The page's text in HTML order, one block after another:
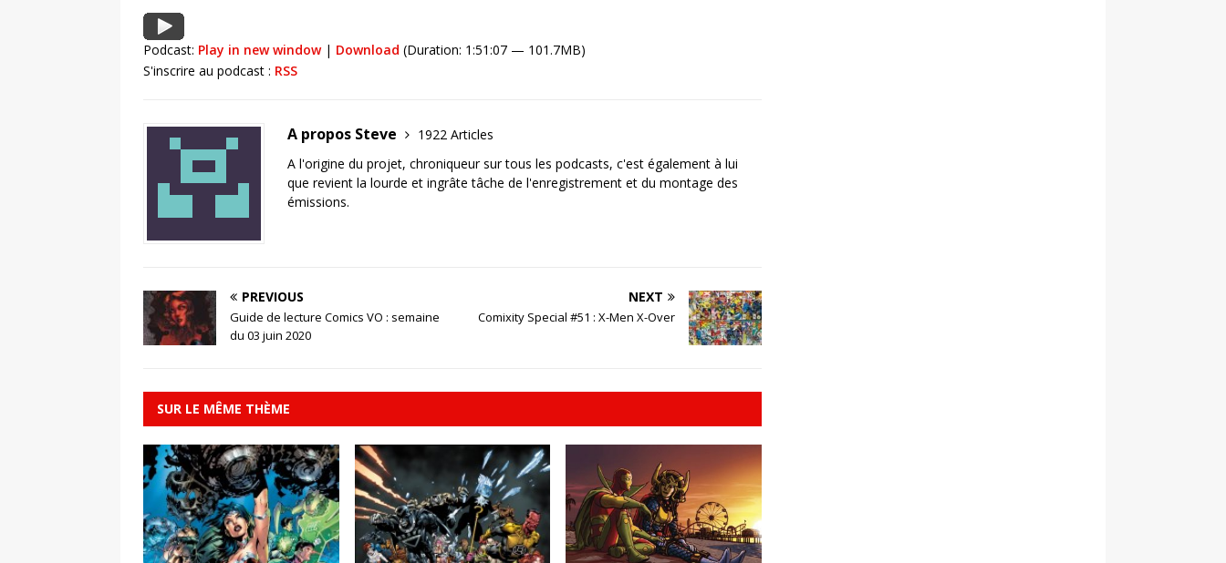
Podcast: Play in new window| Download (Duration: 1:51:07 — 101.7MB)
S'inscrire au podcast : RSS
A propos Steve
1922 Articles
A l'origine du projet, chroniqueur sur tous les podcasts, c'est également à lui
que revient la lourde et ingrâte tâche de l'enregistrement et du montage des
émissions.
PREVIOUS
Guide de lecture Comics VO : semaine
du 03 juin 2020
NEXT
Comixity Special #51 : X-Men X-Over
SUR LE MÊME THÈME